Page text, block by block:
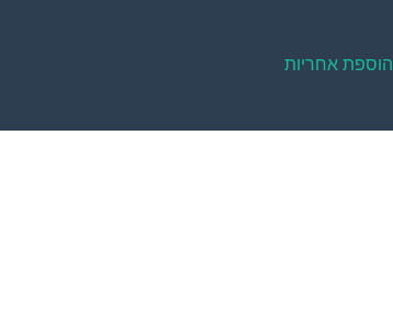
הוספת אחריות